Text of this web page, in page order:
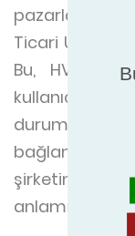
pazarlama
Ticari
Bu, HVAC
şirketin bu
anlamına gelir.